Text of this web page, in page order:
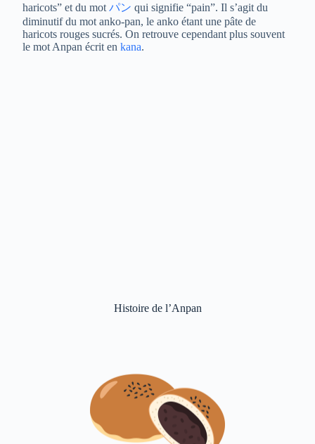
haricots” et du motパン qui signifie “pain”. Il s’agit du
diminutif du mot anko-pan, le anko étant une pâte de
haricots rouges sucrés. On retrouve cependant plus souvent
le mot Anpan écrit enkana.
Histoire de l’Anpan